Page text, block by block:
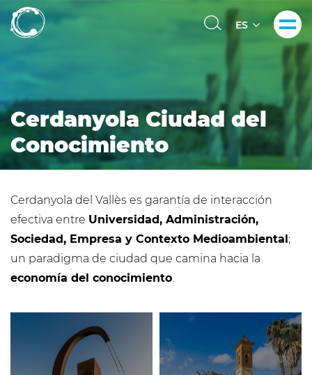
Pasar
contenido
Select
language
Cerdanyola Ciudad del
Conocimiento
Cerdanyola del Vallès es garantía de interacción
efectiva entre Universidad, Administración,
Sociedad, Empresa y Contexto Medioambiental;
un paradigma de ciudad que camina hacia la
economía del conocimiento.